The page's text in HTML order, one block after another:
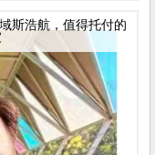
斯浩航，值得托付的